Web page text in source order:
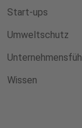
Start-ups
Umweltschutz
Wissen